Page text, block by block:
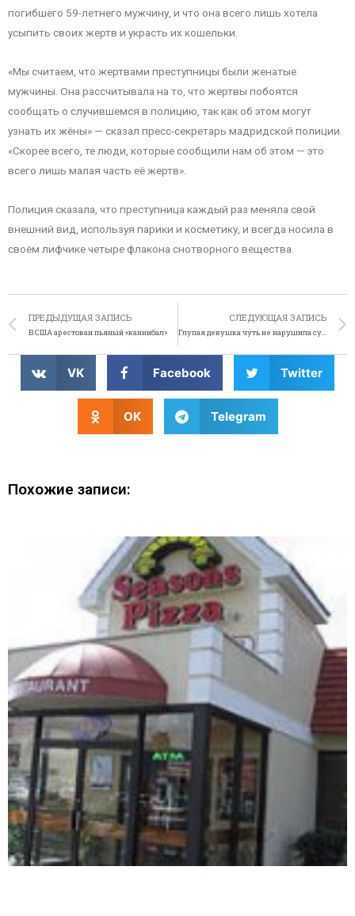
погибшего 59-летнего мужчину, и что она всего лишь хотела
усыпить своих жертв и украсть их кошельки.
«Мы считаем, что жертвами преступницы были женатые
мужчины. Она рассчитывала на то, что жертвы побоятся
сообщать о случившемся в полицию, так как об этом могут
узнать их жёны» — сказал пресс-секретарь мадридской полиции.
«Скорее всего, те люди, которые сообщили нам об этом — это
всего лишь малая часть её жертв».
Полиция сказала, что преступница каждый раз меняла свой
внешний вид, используя парики и косметику, и всегда носила в
своём лифчике четыре флакона снотворного вещества.
ПРЕДЫДУЩАЯ ЗАПИСЬ
В США арестован пьяный «каннибал»
СЛЕДУЮЩАЯ ЗАПИСЬ
Глупая девушка чуть не нарушила судебное дело
VK Facebook Twitter
OK Telegram
Похожие записи: